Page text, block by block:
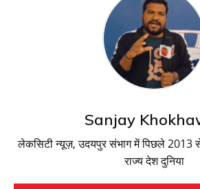
Sanjay
लेकसिटी न्यूज़, उदयपुर संभाग में पिछले 2013
राज्य देश दुनिया